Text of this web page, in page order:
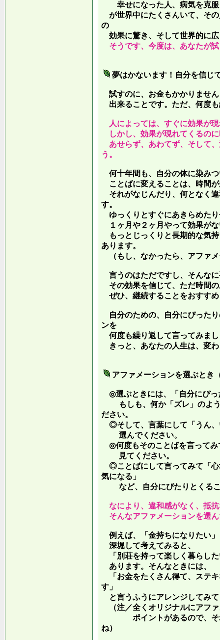
幸せになった人、病気を克服
が世界中にたくさんいて、そ
の
効果に驚き、そして世界的に
そうです、今度は、あなたが
夢はかないます！自分を信じ
試すのに、お金もかかりませ
出来ることです。ただ、何度
人によっては、すぐに効果が
しかし、効果が現れてくるの
あせらず、あわてず、そして
う。
何十年間も、自分の体に染み
ことばに変えることは、時間
それがなじんだり、何となく
す。
ゆっくりとすぐにあきらめた
１ヶ月や２ヶ月やって効果が
もっとじっくりと長期的な気
あります。
（もし、なかったら、アファ
言うのはただですし、そんな
その効果を信じて、ただ時間
ぜひ、継続することをおすす
自分のための、自分にぴった
ンを
何度も繰り返して言ってみま
きっと、あなたの人生は、変
アファメーションを選ぶとき
◎選ぶときには、「自分にぴっ
もしも、何か「ズレ」のよう
ださい。
◎そして、言葉にして「うん、
選んでください。
◎何度もそのことばを言ってみ
見てください。
◎ことばにして言ってみて「心
気になる」
など、自分にぴたりとくるこ
なにより、違和感がなく、抵
そんなアファメーションを選
例えば、「金持ちになりたい
深堀して考えてみると、
「別荘を持って楽しく暮らし
あります。そんなときには、
「お金をたくさん得て、ステ
す」
と言うふうにアレンジしてみ
（注／全くオリジナルにアフ
ポイントがあるので、それ
ね）